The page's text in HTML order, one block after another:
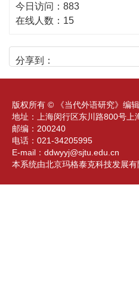
今日访问： 883
在线人数： 15
分享到：
版权所有 © 《当代外语研究》编
地址：上海闵行区东川路800号
邮编：200240
电话：021-34205995
E-mail： ddwyyj@sjtu.edu.cn
本系统由北京玛格泰克科技发展